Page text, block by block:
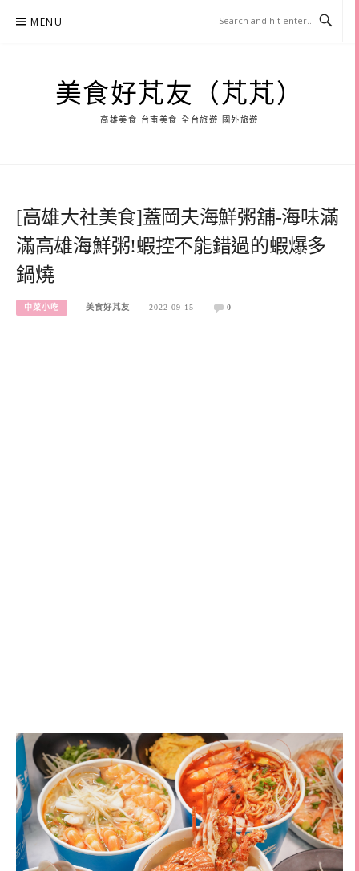
MENU
美食好芃友（芃芃）
高雄美食 台南美食 全台旅遊 國外旅遊
[高雄大社美食]蓋岡夫海鮮粥舖-海味滿
滿高雄海鮮粥!蝦控不能錯過的蝦爆多
鍋燒
中菜小吃 美食好芃友 2022-09-15 0